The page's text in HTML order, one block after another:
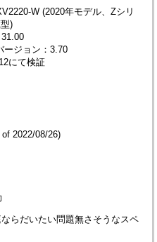
W (2020年モデル、Zシリ
)
ージョン：3.70
にて検証
2022/08/26)
らだいたい問題無さそうなスペ